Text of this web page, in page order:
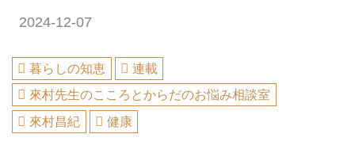
2024-12-07
暮らしの知恵
連載
來村先生のこころとからだのお悩み相談室
來村昌紀
健康